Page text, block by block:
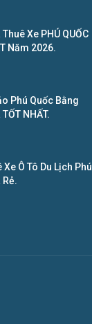
Xe PHÚ QUỐC
Năm 2026.
Phú Quốc Bằng
NHẤT.
Xe Ô Tô Du Lịch Phú
Rẻ.